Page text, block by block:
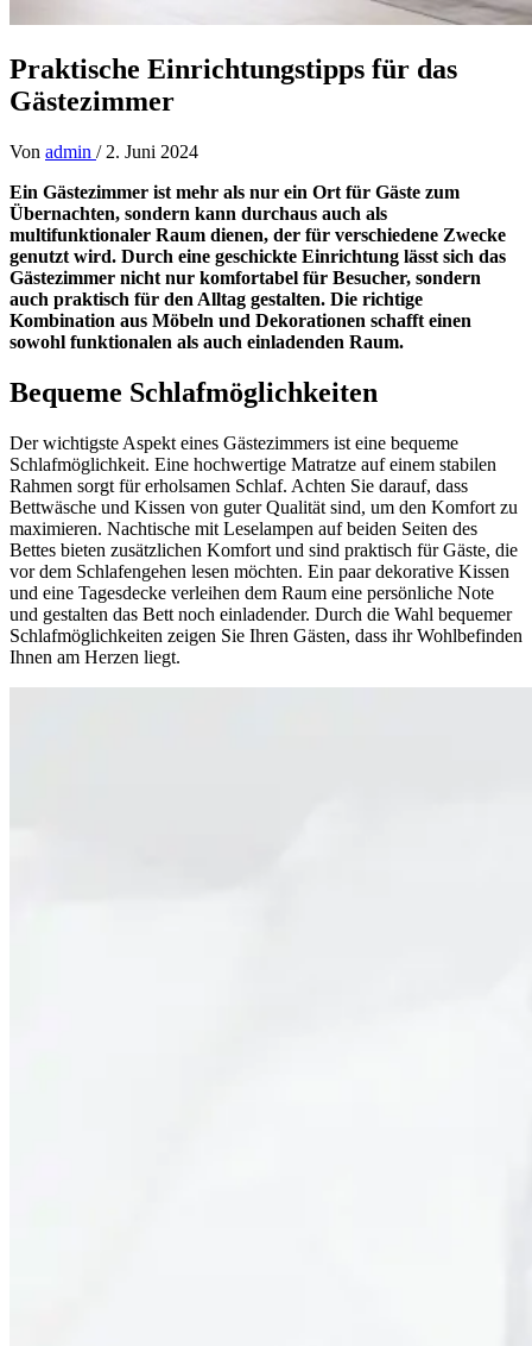
Praktische Einrichtungstipps für das
Gästezimmer
Von admin / 2. Juni 2024
Ein Gästezimmer ist mehr als nur ein Ort für Gäste zum
Übernachten, sondern kann durchaus auch als
multifunktionaler Raum dienen, der für verschiedene Zwecke
genutzt wird. Durch eine geschickte Einrichtung lässt sich das
Gästezimmer nicht nur komfortabel für Besucher, sondern
auch praktisch für den Alltag gestalten. Die richtige
Kombination aus Möbeln und Dekorationen schafft einen
sowohl funktionalen als auch einladenden Raum.
Bequeme Schlafmöglichkeiten
Der wichtigste Aspekt eines Gästezimmers ist eine bequeme
Schlafmöglichkeit. Eine hochwertige Matratze auf einem stabilen
Rahmen sorgt für erholsamen Schlaf. Achten Sie darauf, dass
Bettwäsche und Kissen von guter Qualität sind, um den Komfort zu
maximieren. Nachtische mit Leselampen auf beiden Seiten des
Bettes bieten zusätzlichen Komfort und sind praktisch für Gäste, die
vor dem Schlafengehen lesen möchten. Ein paar dekorative Kissen
und eine Tagesdecke verleihen dem Raum eine persönliche Note
und gestalten das Bett noch einladender. Durch die Wahl bequemer
Schlafmöglichkeiten zeigen Sie Ihren Gästen, dass ihr Wohlbefinden
Ihnen am Herzen liegt.